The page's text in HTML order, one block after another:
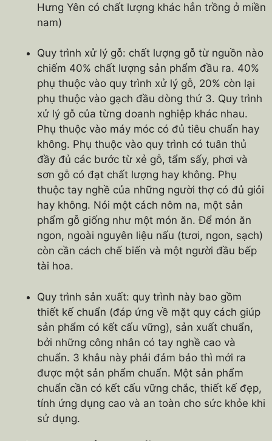
Hưng Yên có chất lượng khác hẳn trồng ở miền
nam)
Quy trình xử lý gỗ: chất lượng gỗ từ nguồn nào
chiếm 40% chất lượng sản phẩm đầu ra. 40%
phụ thuộc vào quy trình xử lý gỗ, 20% còn lại
phụ thuộc vào gạch đầu dòng thứ 3. Quy trình
xử lý gỗ của từng doanh nghiệp khác nhau.
Phụ thuộc vào máy móc có đủ tiêu chuẩn hay
không. Phụ thuộc vào quy trình có tuân thủ
đầy đủ các bước từ xẻ gỗ, tẩm sấy, phơi và
sơn gỗ có đạt chất lượng hay không. Phụ
thuộc tay nghề của những người thợ có đủ giỏi
hay không. Nói một cách nôm na, một sản
phẩm gỗ giống như một món ăn. Để món ăn
ngon, ngoài nguyên liệu nấu (tươi, ngon, sạch)
còn cần cách chế biến và một người đầu bếp
tài hoa.
Quy trình sản xuất: quy trình này bao gồm
thiết kế chuẩn (đáp ứng về mặt quy cách giúp
sản phẩm có kết cấu vững), sản xuất chuẩn,
bởi những công nhân có tay nghề cao và
chuẩn. 3 khâu này phải đảm bảo thì mới ra
được một sản phẩm chuẩn. Một sản phẩm
chuẩn cần có kết cấu vững chắc, thiết kế đẹp,
tính ứng dụng cao và an toàn cho sức khỏe khi
sử dụng.